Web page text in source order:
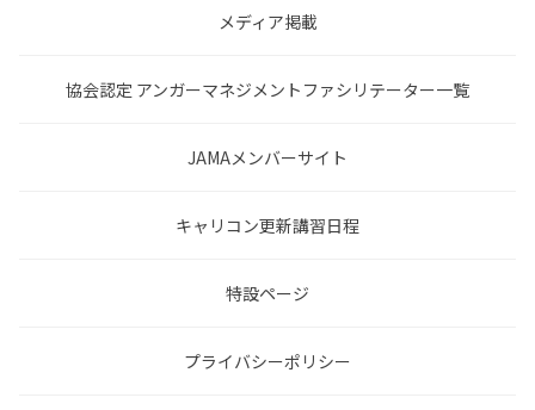
メディア掲載
協会認定 アンガーマネジメントファシリテーター一覧
JAMAメンバーサイト
キャリコン更新講習日程
特設ページ
プライバシーポリシー